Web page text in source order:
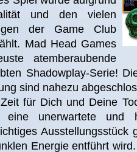
und den vielen
der Game Club
Mad Head Games
atemberaubende
Shadowplay-Serie!
sind nahezu
für Dich und Deine
unerwartete und
Ausstellungsstück
Energie entführt